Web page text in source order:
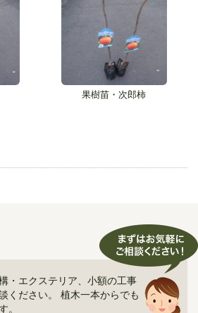
果樹苗・次郎柿
・エクステリア、小額の工事
ください。 植木一本からでも
。